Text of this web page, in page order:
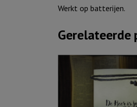
Werkt op batterijen.
Gerelateerde